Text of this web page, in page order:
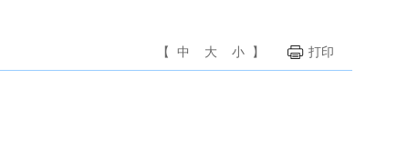
【 中 大 小 】 打印